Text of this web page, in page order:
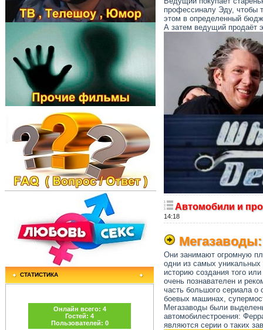
СТАТИСТИКА
Онлайн всего: 4
Гостей: 4
Пользователей: 0
профессиналу Эду, чтобы
этом в определенный
А затем ведущий продаёт
Автомобили и
14:18
Они занимают огромную
одни из самых уникальных
историю создания того
очень познавателен и
часть большого сериала о
боевых машинах,
Мегазаводы были
автомобилестроения:
являются серии о таких